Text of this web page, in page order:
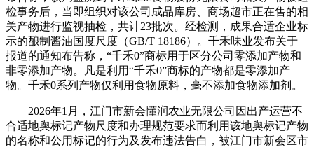
检事务后，当即组织对该公司成品库房、商场超市正在售的相
关产物进行监视抽检，共计23批次。经检测，成果合适企业标
示的酿制酱油国度尺度（GB/T 18186）。千禾味业发布关于
报道的通知布告称，“千禾0”商标用于区分公司零添加产物和
非零添加产物。凡是利用“千禾0”商标的产物都是零添加产
物。千禾0系列产物仅利用食物原料，毫不添加食物添加剂。
2026年1月，江门市新会懂润农业无限公司因出产运营不
合适地舆标记产物尺度和办理规范要求而利用该地舆标记产物
的名称和公用标记的行为及发布违法告白，被江门市新会区市